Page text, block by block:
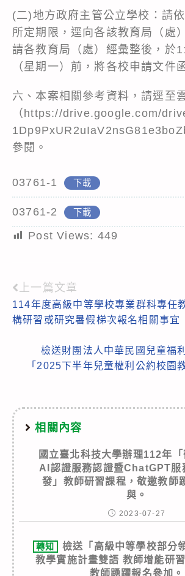
(二)地方政府主管公立學校：請
所定期限，逕向各該教育局（處
請各教育局（處）經彙整後，於
（星期一）前，將各校申請文件
六、本案相關參考資料，請逕至
（https://drive.google.com/
參閱。
03761-1 下載
03761-2 下載
Post Views: 449
Read
more
上一篇文章
114年度高級中等學校專業群科專任
構研習或研究暑假梯次報名相關事宜
檢送財團法人中華民國兒童福
「2025下半年兒童權利公約校園
相關內容
國立臺北科技大學辦理112年
AI認證服務認證暨ChatGPT服
發」教師研習課程，敬邀教師
與。
2023-07-27
轉知
檢送「高級中等學校部分
教學實施計畫雙語 教師增能研
教師踴躍報名參加。